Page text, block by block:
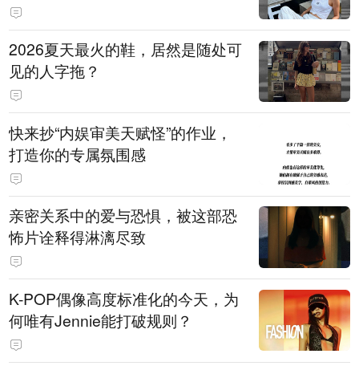
2026夏天最火的鞋，居然是随处可
见的人字拖？
快来抄“内娱审美天赋怪”的作业，
打造你的专属氛围感
亲密关系中的爱与恐惧，被这部恐
怖片诠释得淋漓尽致
K-POP偶像高度标准化的今天，为
何唯有Jennie能打破规则？